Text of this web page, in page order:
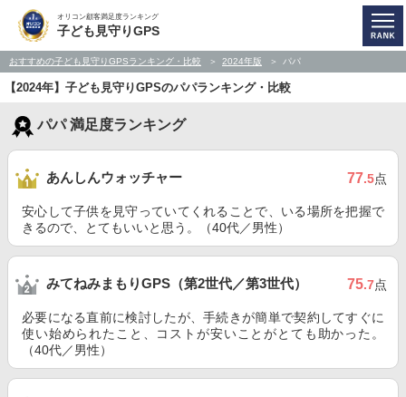
オリコン顧客満足度ランキング
子ども見守りGPS
おすすめの子ども見守りGPSランキング・比較 2024年版 パパ
【2024年】子ども見守りGPSのパパランキング・比較
パパ 満足度ランキング
あんしんウォッチャー 77.5点
安心して子供を見守っていてくれることで、いる場所を把握で
きるので、とてもいいと思う。（40代／男性）
みてねみまもりGPS（第2世代／第3世代） 75.7点
必要になる直前に検討したが、手続きが簡単で契約してすぐに
使い始められたこと、コストが安いことがとても助かった。
（40代／男性）